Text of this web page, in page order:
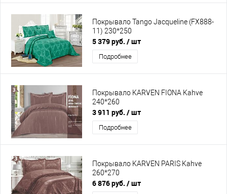
Покрывало Tango Jacqueline (FX888-
11) 230*250
5 379 руб. / шт
Подробнее
Покрывало KARVEN FIONA Kahve
240*260
3 911 руб. / шт
Подробнее
Покрывало KARVEN PARIS Kahve
260*270
6 876 руб. / шт